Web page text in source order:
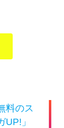
料のス
」